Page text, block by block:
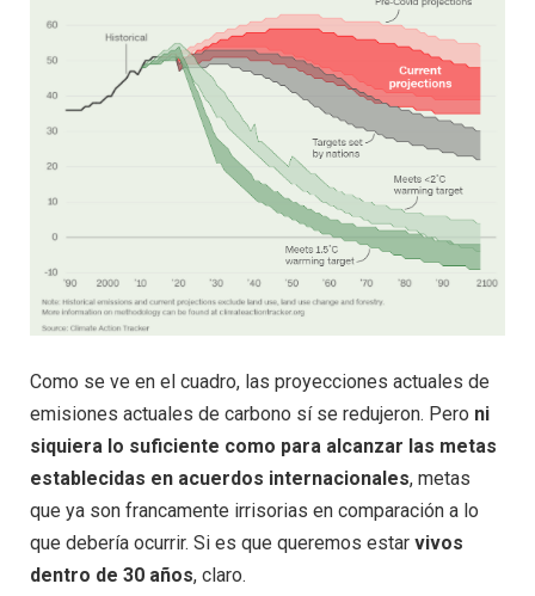
Como se ve en el cuadro, las proyecciones actuales de
emisiones actuales de carbono sí se redujeron. Pero ni
siquiera lo suficiente como para alcanzar las metas
establecidas en acuerdos internacionales, metas
que ya son francamente irrisorias en comparación a lo
que debería ocurrir. Si es que queremos estar vivos
dentro de 30 años, claro.